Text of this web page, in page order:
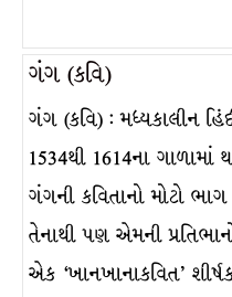
ગંગ (કવિ)
ગંગ (કવિ) : મધ્યકાલીન
1534થી 1614ના
ગંગની કવિતાનો મોટો
તેનાથી પણ એમની
એક ‘ખાનખાનાકવિત’